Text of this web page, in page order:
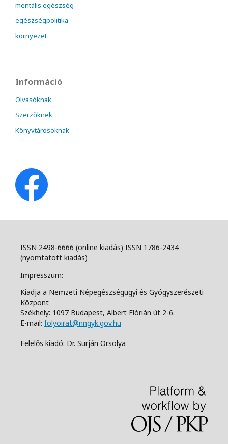
mentális egészség
egészségpolitika
környezet
Információ
Olvasóknak
Szerzőknek
Könyvtárosoknak
ISSN 2498-6666 (online kiadás) ISSN 1786-2434
(nyomtatott kiadás)
Impresszum:
Kiadja a Nemzeti Népegészségügyi és Gyógyszerészeti
Központ
Székhely: 1097 Budapest, Albert Flórián út 2-6.
E-mail: folyoirat@nngyk.gov.hu
Felelős kiadó: Dr. Surján Orsolya